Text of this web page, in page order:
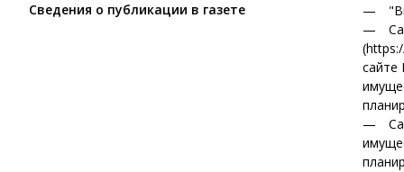
Сведения о публикации в газете
сайте